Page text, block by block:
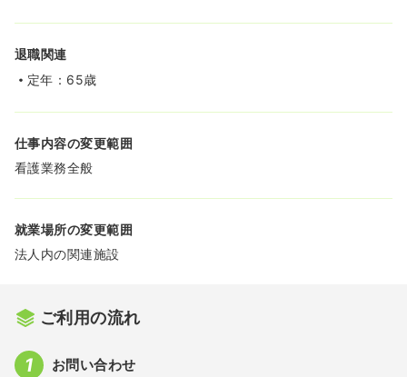
退職関連
定年：65歳
仕事内容の変更範囲
看護業務全般
就業場所の変更範囲
法人内の関連施設
ご利用の流れ
お問い合わせ